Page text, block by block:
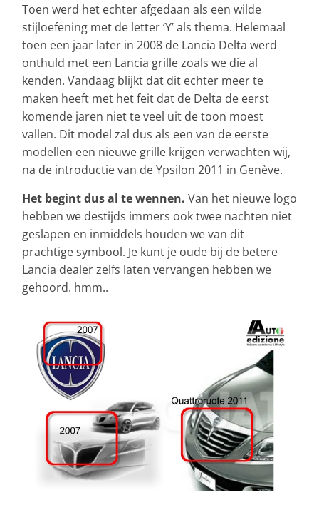
Toen werd het echter afgedaan als een wilde
stijloefening met de letter ‘Y’ als thema. Helemaal
toen een jaar later in 2008 de Lancia Delta werd
onthuld met een Lancia grille zoals we die al
kenden. Vandaag blijkt dat dit echter meer te
maken heeft met het feit dat de Delta de eerst
komende jaren niet te veel uit de toon moest
vallen. Dit model zal dus als een van de eerste
modellen een nieuwe grille krijgen verwachten wij,
na de introductie van de Ypsilon 2011 in Genève.
Het begint dus al te wennen. Van het nieuwe logo
hebben we destijds immers ook twee nachten niet
geslapen en inmiddels houden we van dit
prachtige symbool. Je kunt je oude bij de betere
Lancia dealer zelfs laten vervangen hebben we
gehoord. hmm..